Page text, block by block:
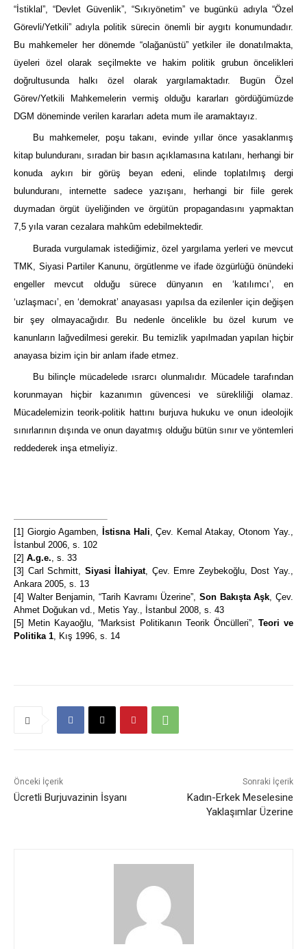
“İstiklal”, “Devlet Güvenlik”, “Sıkıyönetim” ve bugünkü adıyla “Özel
Görevli/Yetkili” adıyla politik sürecin önemli bir aygıtı konumundadır.
Bu mahkemeler her dönemde “olağanüstü” yetkiler ile donatılmakta,
üyeleri özel olarak seçilmekte ve hakim politik grubun öncelikleri
doğrultusunda halkı özel olarak yargılamaktadır. Bugün Özel
Görev/Yetkili Mahkemelerin vermiş olduğu kararları gördüğümüzde
DGM döneminde verilen kararları adeta mum ile aramaktayız.
Bu mahkemeler, poşu takanı, evinde yıllar önce yasaklanmış
kitap bulunduranı, sıradan bir basın açıklamasına katılanı, herhangi bir
konuda aykırı bir görüş beyan edeni, elinde toplatılmış dergi
bulunduranı, internette sadece yazışanı, herhangi bir fiile gerek
duymadan örgüt üyeliğinden ve örgütün propagandasını yapmaktan
7,5 yıla varan cezalara mahkûm edebilmektedir.
Burada vurgulamak istediğimiz, özel yargılama yerleri ve mevcut
TMK, Siyasi Partiler Kanunu, örgütlenme ve ifade özgürlüğü önündeki
engeller mevcut olduğu sürece dünyanın en ‘katılımcı’, en
‘uzlaşmacı’, en ‘demokrat’ anayasası yapılsa da ezilenler için değişen
bir şey olmayacağıdır. Bu nedenle öncelikle bu özel kurum ve
kanunların lağvedilmesi gerekir. Bu temizlik yapılmadan yapılan hiçbir
anayasa bizim için bir anlam ifade etmez.
Bu bilinçle mücadelede ısrarcı olunmalıdır. Mücadele tarafından
korunmayan hiçbir kazanımın güvencesi ve sürekliliği olamaz.
Mücadelemizin teorik-politik hattını burjuva hukuku ve onun ideolojik
sınırlarının dışında ve onun dayatmış olduğu bütün sınır ve yöntemleri
reddederek inşa etmeliyiz.
[1] Giorgio Agamben, İstisna Hali, Çev. Kemal Atakay, Otonom Yay.,
İstanbul 2006, s. 102
[2] A.g.e., s. 33
[3] Carl Schmitt, Siyasi İlahiyat, Çev. Emre Zeybekoğlu, Dost Yay.,
Ankara 2005, s. 13
[4] Walter Benjamin, “Tarih Kavramı Üzerine”, Son Bakışta Aşk, Çev.
Ahmet Doğukan vd., Metis Yay., İstanbul 2008, s. 43
[5]
Metin Kayaoğlu, “Marksist Politikanın Teorik Öncülleri”, Teori ve
Politika 1, Kış 1996, s. 14
Önceki İçerik
Ücretli Burjuvazinin İsyanı
Sonraki İçerik
Kadın-Erkek Meselesine
Yaklaşımlar Üzerine